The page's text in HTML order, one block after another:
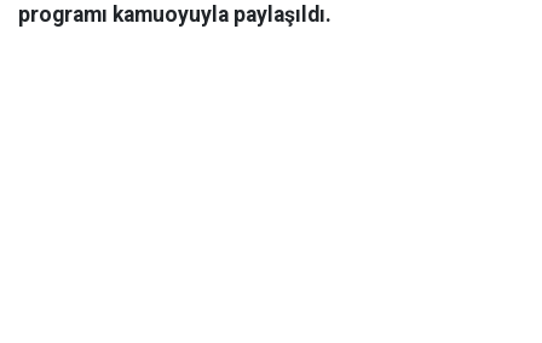
programı kamuoyuyla paylaşıldı.